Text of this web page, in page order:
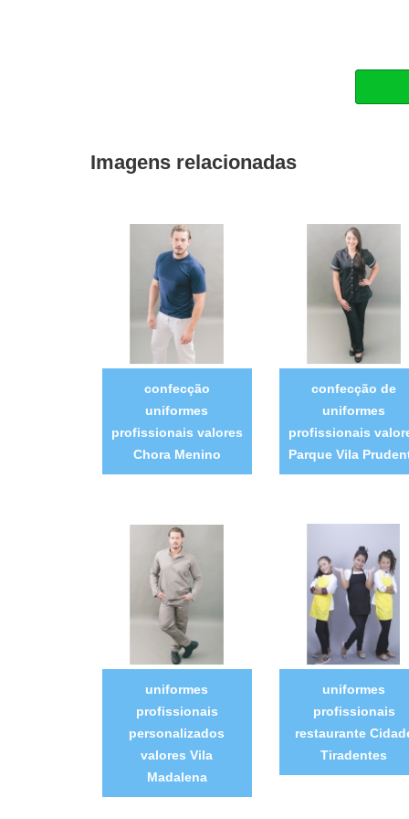
Imagens relacionadas
confecção
uniformes
profissionais valores
Chora Menino
confecção de
uniformes
profissionais
Parque Vila
uniformes
profissionais
personalizados
valores Vila
Madalena
uniformes
profissionais
restaurante
Tiradentes